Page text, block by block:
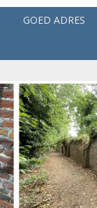
GOED ADRES